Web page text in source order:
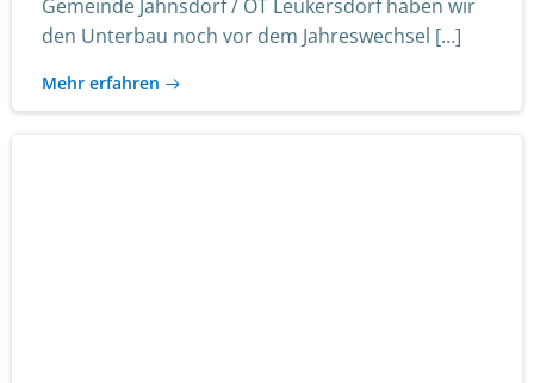
Gemeinde Jahnsdorf / OT Leukersdorf haben wir
den Unterbau noch vor dem Jahreswechsel […]
Mehr erfahren